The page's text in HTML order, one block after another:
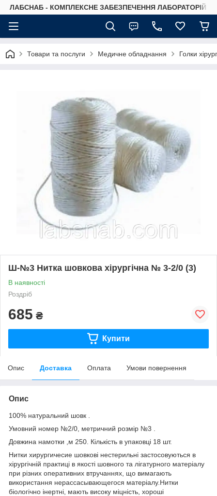
ЛАБСНАБ - КОМПЛЕКСНЕ ЗАБЕЗПЕЧЕННЯ ЛАБОРАТОРІЙ
Товари та послуги Медичне обладнання Голки
Ш-№3 Нитка шовкова хірургічна № 3-2/0 (3)
В наявності
Роздріб
685 ₴
Купити
Опис Доставка Оплата Умови повернення
Опис
100% натуральний шовк .
Умовний номер №2/0, метричний розмір №3 .
Довжина намотки ,м 250. Кількість в упаковці 18 шт.
Нитки хирургичесие шовкові нестерильні застосовуються в
хірургічній практиці в якості шовного та лігатурного матеріалу
при різних оперативних втручаннях, що вимагають
використання нерассасывающегося матеріалу.Нитки
біологічно інертні, мають високу міцність, хороші